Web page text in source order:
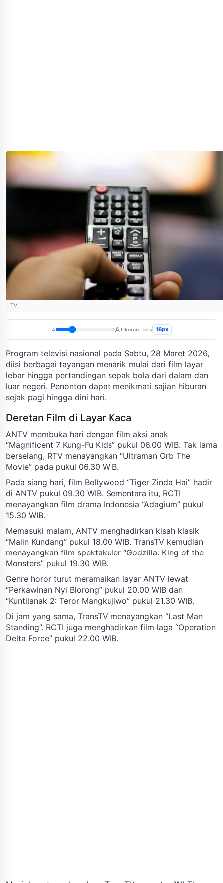
TV
A A Ukuran Teks 16px
Program televisi nasional pada Sabtu, 28 Maret 2026,
diisi berbagai tayangan menarik mulai dari film layar
lebar hingga pertandingan sepak bola dari dalam dan
luar negeri. Penonton dapat menikmati sajian hiburan
sejak pagi hingga dini hari.
Deretan Film di Layar Kaca
ANTV membuka hari dengan film aksi anak
“Magnificent 7 Kung-Fu Kids” pukul 06.00 WIB. Tak lama
berselang, RTV menayangkan “Ultraman Orb The
Movie” pada pukul 06.30 WIB.
Pada siang hari, film Bollywood “Tiger Zinda Hai” hadir
di ANTV pukul 09.30 WIB. Sementara itu, RCTI
menayangkan film drama Indonesia “Adagium” pukul
15.30 WIB.
Memasuki malam, ANTV menghadirkan kisah klasik
“Malin Kundang” pukul 18.00 WIB. TransTV kemudian
menayangkan film spektakuler “Godzilla: King of the
Monsters” pukul 19.30 WIB.
Genre horor turut meramaikan layar ANTV lewat
“Perkawinan Nyi Blorong” pukul 20.00 WIB dan
“Kuntilanak 2: Teror Mangkujiwo” pukul 21.30 WIB.
Di jam yang sama, TransTV menayangkan “Last Man
Standing”. RCTI juga menghadirkan film laga “Operation
Delta Force” pukul 22.00 WIB.